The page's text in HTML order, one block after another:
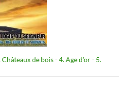
Châteaux de bois- 4. Age d’or- 5.